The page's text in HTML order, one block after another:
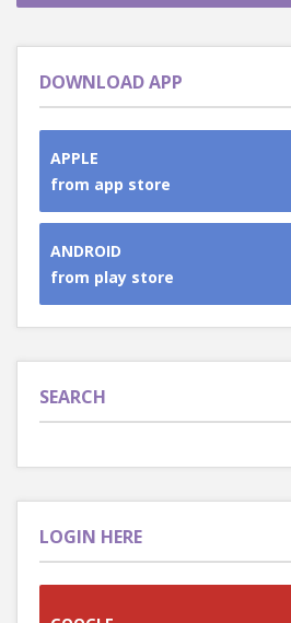
DOWNLOAD APP
APPLE
from app store
ANDROID
from play store
SEARCH
LOGIN HERE